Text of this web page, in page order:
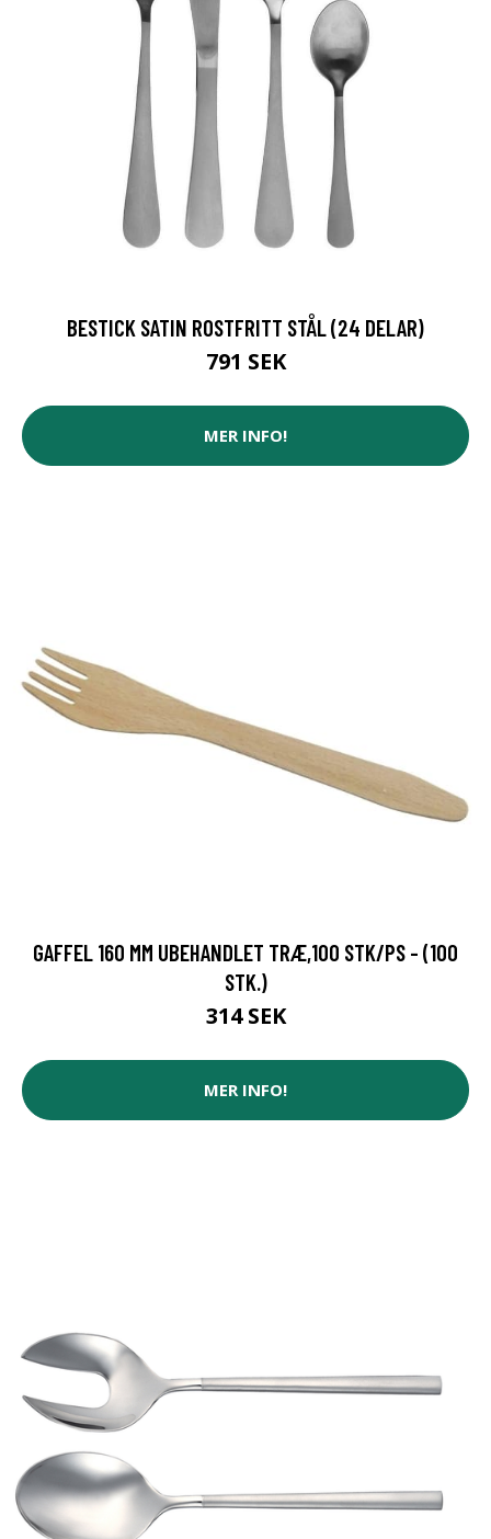
BESTICK SATIN ROSTFRITT STÅL (24 DELAR)
791 SEK
MER INFO!
GAFFEL 160 MM UBEHANDLET TRÆ,100 STK/PS - (100
STK.)
314 SEK
MER INFO!